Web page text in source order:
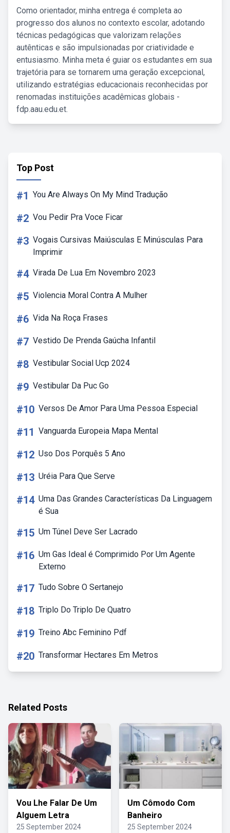
Como orientador, minha entrega é completa ao
progresso dos alunos no contexto escolar, adotando
técnicas pedagógicas que valorizam relações
autênticas e são impulsionadas por criatividade e
entusiasmo. Minha meta é guiar os estudantes em sua
trajetória para se tornarem uma geração excepcional,
utilizando estratégias educacionais reconhecidas por
renomadas instituições acadêmicas globais -
fdp.aau.edu.et.
Top Post
#1 You Are Always On My Mind Tradução
#2 Vou Pedir Pra Voce Ficar
#3 Vogais Cursivas Maiúsculas E Minúsculas Para
Imprimir
#4 Virada De Lua Em Novembro 2023
#5 Violencia Moral Contra A Mulher
#6 Vida Na Roça Frases
#7 Vestido De Prenda Gaúcha Infantil
#8 Vestibular Social Ucp 2024
#9 Vestibular Da Puc Go
#10 Versos De Amor Para Uma Pessoa Especial
#11 Vanguarda Europeia Mapa Mental
#12 Uso Dos Porquês 5 Ano
#13 Uréia Para Que Serve
#14 Uma Das Grandes Características Da Linguagem
é Sua
#15 Um Túnel Deve Ser Lacrado
#16 Um Gas Ideal é Comprimido Por Um Agente
Externo
#17 Tudo Sobre O Sertanejo
#18 Triplo Do Triplo De Quatro
#19 Treino Abc Feminino Pdf
#20 Transformar Hectares Em Metros
Related Posts
Vou Lhe Falar De Um
Alguem Letra
25 September 2024
Um Cômodo Com
Banheiro
25 September 2024